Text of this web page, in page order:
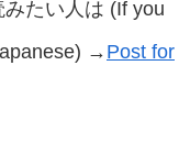
みたい 人 は (If you
→ Post for